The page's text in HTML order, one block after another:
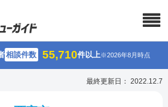
相談件数 55,710件以上※2026年8月時点
最終更新日： 2022.12.7